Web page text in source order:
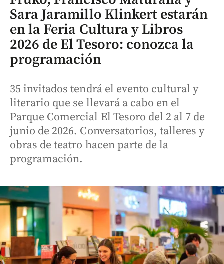
Sara Jaramillo Klinkert estarán
en la Feria Cultura y Libros
2026 de El Tesoro: conozca la
programación
35 invitados tendrá el evento cultural y
literario que se llevará a cabo en el
Parque Comercial El Tesoro del 2 al 7 de
junio de 2026. Conversatorios, talleres y
obras de teatro hacen parte de la
programación.